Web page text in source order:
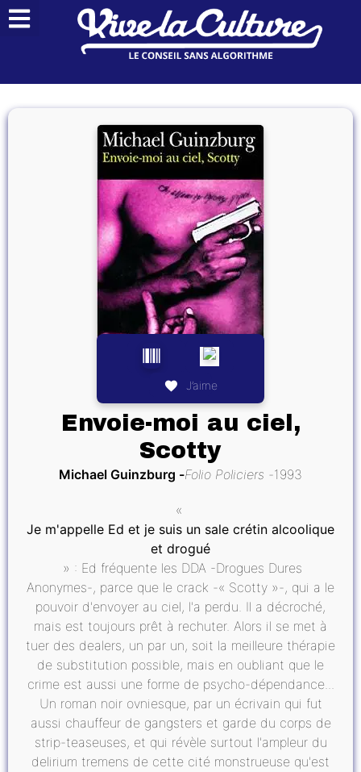
J’aime
Envoie-moi au ciel,
Scotty
Michael Guinzburg Folio Policiers 1993
«
Je m'appelle Ed et je suis un sale crétin alcoolique
et drogué
» : Ed fréquente les DDA -Drogues Dures
Anonymes-, parce que le crack -« Scotty »-, qui a le
pouvoir d'envoyer au ciel, l'a perdu. Il a décroché,
mais est toujours prêt à rechuter. Alors il se met à
tuer des dealers, un par un, soit la meilleure thérapie
de substitution possible, mais en oubliant que le
crime est aussi une forme de psycho-dépendance...
Un roman noir ovniesque, par un écrivain qui fut
aussi chauffeur de gangsters et garde du corps de
strip-teaseuses, et qui révèle surtout l'ampleur du
delirium tremens de cette cité monstrueuse qu'est